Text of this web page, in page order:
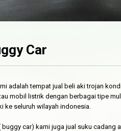
Car
adalah tempat jual beli aki trojan
mobil listrik dengan berbagai tipe
ke seluruh wilayah indonesia.
car) kami juga jual suku cadang